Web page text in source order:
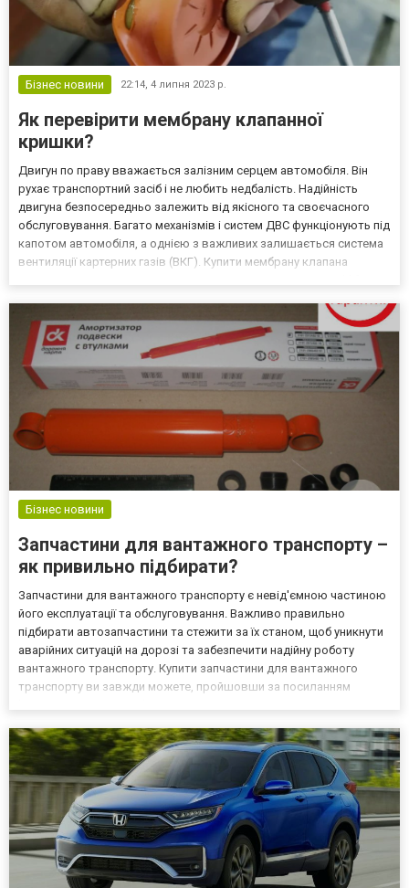
Бізнес новини 22:14, 4 липня 2023 р.
Як перевірити мембрану клапанної
кришки?
Двигун по праву вважається залізним серцем автомобіля. Він
рухає транспортний засіб і не любить недбалість. Надійність
двигуна безпосередньо залежить від якісного та своєчасного
обслуговування. Багато механізмів і систем ДВС функціонують під
капотом автомобіля, а однією з важливих залишається система
вентиляції картерних газів (ВКГ). Купити мембрану клапана
Бізнес новини
Запчастини для вантажного транспорту –
як привильно підбирати?
Запчастини для вантажного транспорту є невід'ємною частиною
його експлуатації та обслуговування. Важливо правильно
підбирати автозапчастини та стежити за їх станом, щоб уникнути
аварійних ситуацій на дорозі та забезпечити надійну роботу
вантажного транспорту. Купити запчастини для вантажного
транспорту ви завжди можете, пройшовши за посиланням